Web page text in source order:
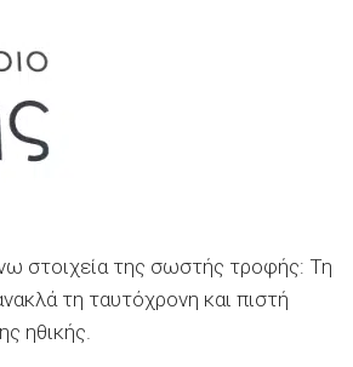
στοιχεία της σωστής τροφής: Τη
τη ταυτόχρονη και πιστή
ηθικής.